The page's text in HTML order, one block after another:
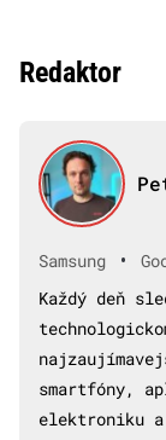
Redaktor
Samsung •
Každý deň
smartfóny,
elektroniku